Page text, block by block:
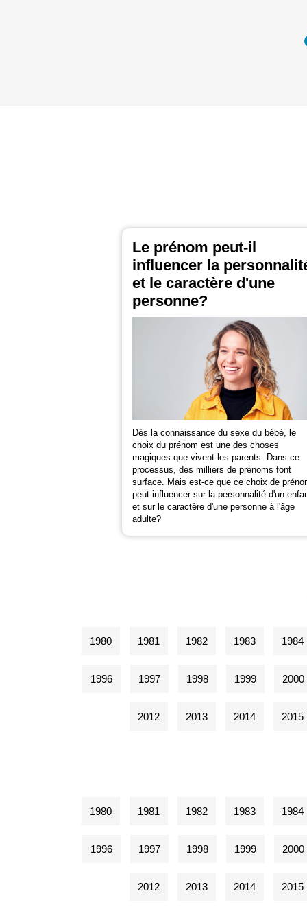
Le prénom peut-il
influencer la
et le caractère d'une
personne?
Dès la connaissance du sexe du bébé, le
choix du prénom est une des choses
magiques que vivent les parents. Dans ce
processus, des milliers de prénoms font
surface. Mais est-ce que ce choix de
peut influencer sur la personnalité d'un
et sur le caractère d'une personne à l'âge
adulte?
1980 1981 1982 1983 1984
1996 1997 1998 1999 2000
2012 2013 2014 2015
1980 1981 1982 1983 1984
1996 1997 1998 1999 2000
2012 2013 2014 2015